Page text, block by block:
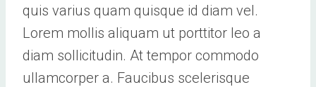
quis varius quam quisque id diam vel.
Lorem mollis aliquam ut porttitor leo a
diam sollicitudin. At tempor commodo
ullamcorper a. Faucibus scelerisque